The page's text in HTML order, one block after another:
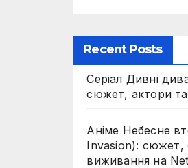
Recent Posts
Серіал Дивні
сюжет, актори та
Аніме Небесне
Invasion): сюжет,
виживання на